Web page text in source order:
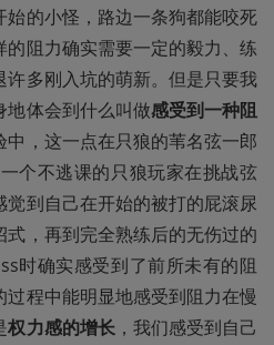
的小怪，路边一条狗都能咬死
阻力确实需要一定的毅力、练
多刚入坑的萌新。但是只要我
地体会到什么叫做感受到一种阻
中，这一点在只狼的苇名弦一郎
个不逃课的只狼玩家在挑战弦
到自己在开始的被打的屁滚尿
，再到完全熟练后的无伤过的
时确实感受到了前所未有的阻
程中能明显地感受到阻力在慢
权力感的增长，我们感受到自己